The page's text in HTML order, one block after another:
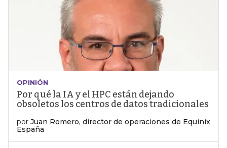
OPINIÓN
Por qué la IA y el HPC están dejando
obsoletos los centros de datos tradicionales
por Juan Romero, director de operaciones de Equinix
España